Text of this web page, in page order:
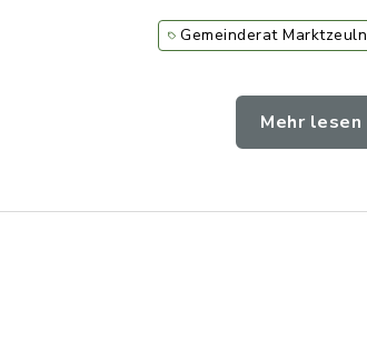
Gemeinderat Marktzeuln
Mehr lesen